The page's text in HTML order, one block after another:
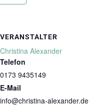
VERANSTALTER
Christina Alexander
Telefon
0173 9435149
E-Mail
info@christina-alexander.de